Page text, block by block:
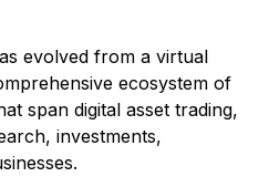
evolved from a virtual
ecosystem of
span digital asset trading,
investments,